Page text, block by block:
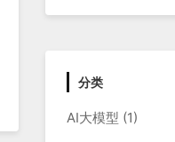
分类
AI大模型 (1)